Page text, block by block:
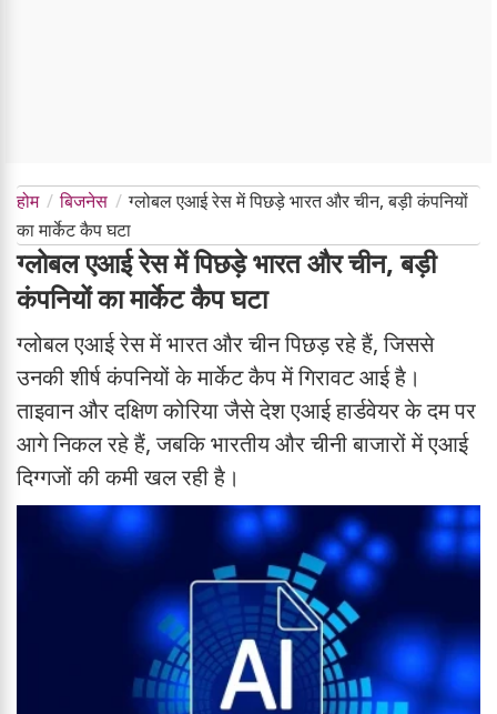
होम बिजनेस
ग्लोबल एआई रेस में पिछड़े भारत और चीन, बड़ी कंपनियों
का मार्केट कैप घटा
ग्लोबल एआई रेस में पिछड़े भारत और चीन, बड़ी
कंपनियों का मार्केट कैप घटा
ग्लोबल एआई रेस में भारत और चीन पिछड़ रहे हैं, जिससे
उनकी शीर्ष कंपनियों के मार्केट कैप में गिरावट आई है।
ताइवान और दक्षिण कोरिया जैसे देश एआई हार्डवेयर के दम पर
आगे निकल रहे हैं, जबकि भारतीय और चीनी बाजारों में एआई
दिग्गजों की कमी खल रही है।